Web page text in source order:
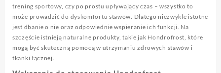
trening sportowy, czy po prostu upływający czas – wszystko to
może prowadzić do dyskomfortu stawów. Dlatego niezwykle istotne
jest dbanie o nie oraz odpowiednie wspieranie ich funkcji. Na
szczęście istnieją naturalne produkty, takie jak Hondrofrost, które
mogą być skuteczną pomocą w utrzymaniu zdrowych stawów i
tkanki łącznej.